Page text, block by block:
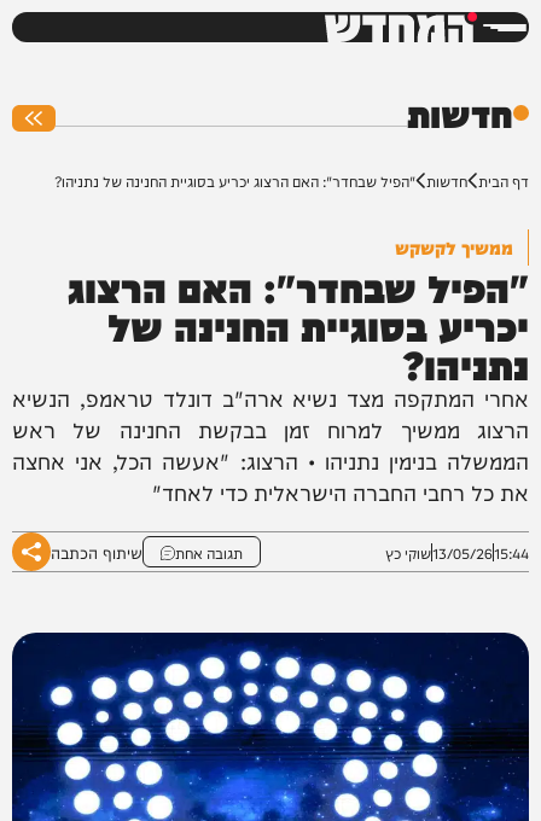
המחדש
חדשות
דף הבית חדשות "הפיל שבחדר": האם הרצוג יכריע בסוגיית החנינה של נתניהו?
ממשיך לקשקש
"הפיל שבחדר": האם הרצוג
יכריע בסוגיית החנינה של
נתניהו?
אחרי המתקפה מצד נשיא ארה"ב דונלד טראמפ, הנשיא
הרצוג ממשיך למרוח זמן בבקשת החנינה של ראש
הממשלה בנימין נתניהו • הרצוג: "אעשה הכל, אני אחצה
את כל רחבי החברה הישראלית כדי לאחד"
15:44
13/05/26שוקי כץ תגובה אחת שיתוף הכתבה